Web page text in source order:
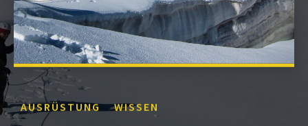
AUSRÜSTUNG WISSEN